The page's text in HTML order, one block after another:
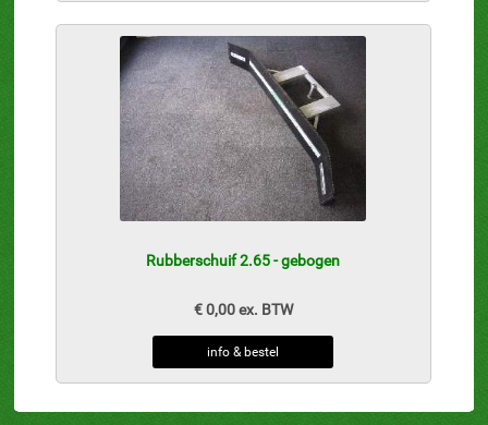
Rubberschuif 2.65 - gebogen
€ 0,00 ex. BTW
info & bestel